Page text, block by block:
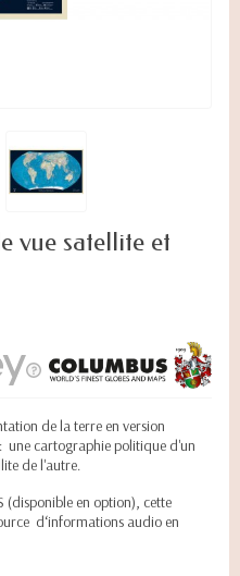
vue satellite et
de la terre en version
une cartographie politique d'un
de l'autre.
(disponible en option), cette
d‘informations audio en